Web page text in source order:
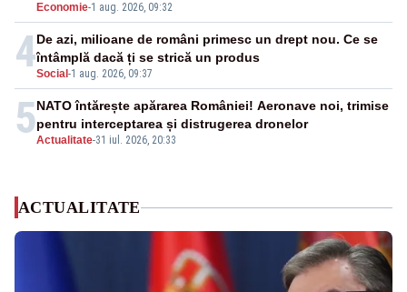
Economie-1 aug. 2026, 09:32
4Social -1 aug. 2026, 09:37
De azi, milioane de români primesc un drept nou. Ce se
întâmplă dacă ți se strică un produs
5Actualitate-31 iul. 2026, 20:33
NATO întărește apărarea României! Aeronave noi, trimise
pentru interceptarea și distrugerea dronelor
ACTUALITATE